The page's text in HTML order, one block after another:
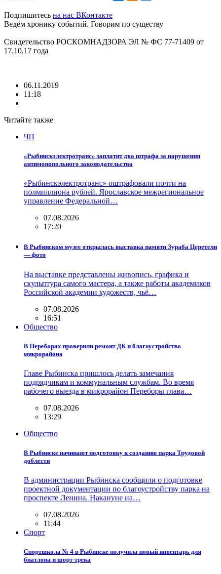
Подпишитесь на нас ВКонтакте
Ведём хронику событий. Говорим по существу
Свидетельство РОСКОМНАДЗОРА ЭЛ № ФС 77-71409 от
17.10.17 года
06.11.2019
11:18
Читайте также
ЧП
«Рыбинскэлектротранс» заплатит два штрафа за нарушения
антимонопольного законодательства
«Рыбинскэлектротранс» оштрафовали почти на
полмиллиона рублей. Ярославское межрегиональное
управление Федеральной…
07.08.2026
17:20
В Рыбинском музее открылась выставка памяти Зураба Церетели
— фото
На выставке представлены живопись, графика и
скульптура самого мастера, а также работы академиков
Российской академии художеств, чьё…
07.08.2026
16:51
Общество
В Переборах проверили ремонт ДК и благоустройство
микрорайона
Главе Рыбинска пришлось делать замечания
подрядчикам и коммунальным службам. Во время
рабочего выезда в микрорайон Переборы глава…
07.08.2026
13:29
Общество
В Рыбинске начинают подготовку к созданию парка Трудовой
доблести
В администрации Рыбинска сообщили о подготовке
проектной документации по благоустройству парка на
проспекте Ленина. Накануне на…
07.08.2026
11:44
Спорт
Спортшкола № 4 в Рыбинске получила новый инвентарь для
биатлона и шорт-трека